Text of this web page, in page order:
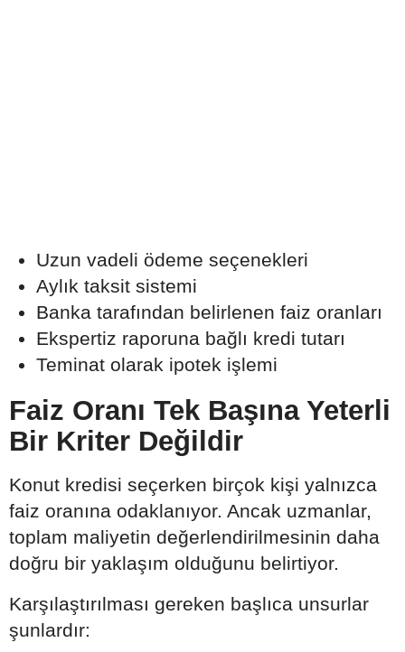
Uzun vadeli ödeme seçenekleri
Aylık taksit sistemi
Banka tarafından belirlenen faiz oranları
Ekspertiz raporuna bağlı kredi tutarı
Teminat olarak ipotek işlemi
Faiz Oranı Tek Başına Yeterli
Bir Kriter Değildir
Konut kredisi seçerken birçok kişi yalnızca
faiz oranına odaklanıyor. Ancak uzmanlar,
toplam maliyetin değerlendirilmesinin daha
doğru bir yaklaşım olduğunu belirtiyor.
Karşılaştırılması gereken başlıca unsurlar
şunlardır: